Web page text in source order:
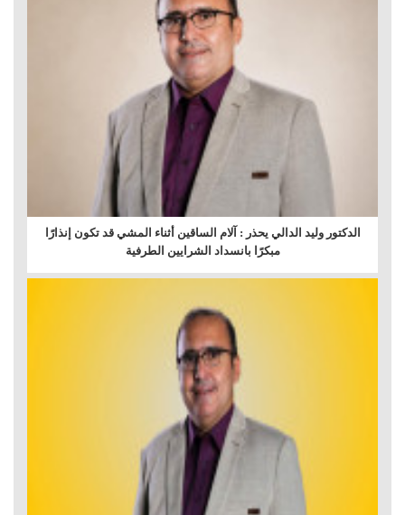
الدكتور وليد الدالي يحذر : آلام الساقين أثناء المشي قد تكون إنذارًا
مبكرًا بانسداد الشرايين الطرفية